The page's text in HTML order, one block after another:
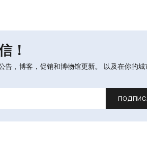
！
告，博客，促销和博物馆更新。 以及在你的城